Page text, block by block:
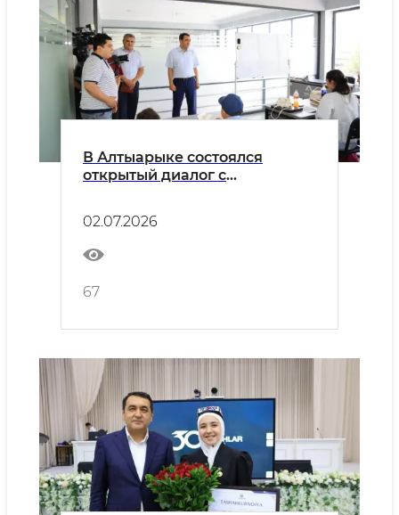
В Алтыарыке состоялся
открытый диалог с
02.07.2026
67